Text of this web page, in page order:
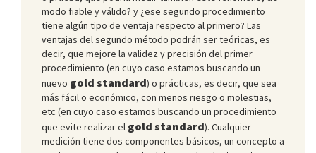
modo fiable y válido? y ¿ese segundo procedimiento
tiene algún tipo de ventaja respecto al primero? Las
ventajas del segundo método podrán ser teóricas, es
decir, que mejore la validez y precisión del primer
procedimiento (en cuyo caso estamos buscando un
nuevo gold standard) o prácticas, es decir, que sea
más fácil o económico, con menos riesgo o molestias,
etc (en cuyo caso estamos buscando un procedimiento
que evite realizar el gold standard). Cualquier
medición tiene dos componentes básicos, un concepto a